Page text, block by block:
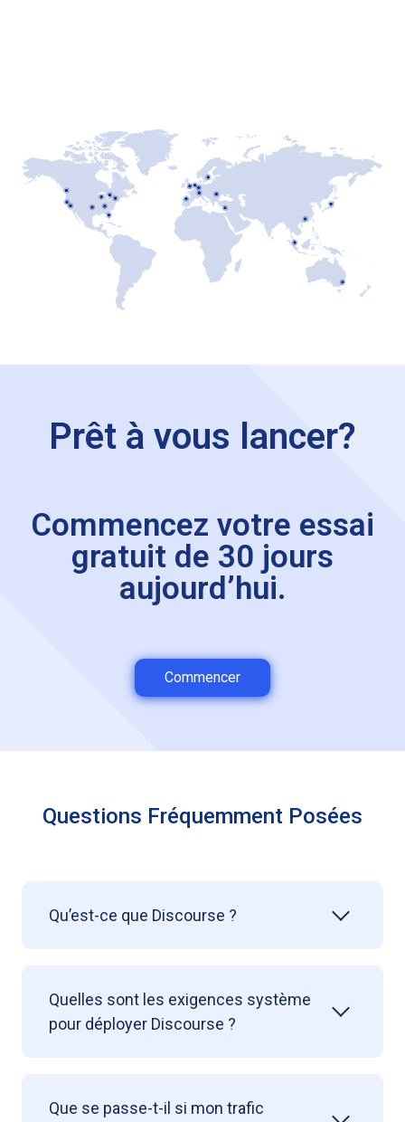
Prêt à vous lancer?
Commencez votre essai
gratuit de 30 jours
aujourd’hui.
Commencer
Questions Fréquemment Posées
Qu’est-ce que Discourse ?
Quelles sont les exigences système
pour déployer Discourse ?
Que se passe-t-il si mon trafic